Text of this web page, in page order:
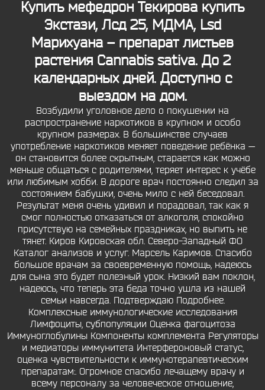
Купить мефедрон Текирова купить
Экстази, Лсд 25, МДМА, Lsd
Марихуана – препарат листьев
растения Cannabis sativa. До 2
календарных дней. Доступно с
выездом на дом.
Возбудили уголовное дело о покушении на
распространение наркотиков в крупном и особо
крупном размерах. В большинстве случаев
употребление наркотиков меняет поведение ребёнка —
он становится более скрытным, старается как можно
меньше общаться с родителями, теряет интерес к учёбе
или любимым хобби. В дороге врач постоянно следил за
состоянием бабушки, очень мило с ней беседовал.
Результат меня очень удивил и порадовал, так как я
смог полностью отказаться от алкоголя, спокойно
присутствую на семейных праздниках, но выпить не
тянет. Киров Кировская обл. Северо-Западный ФО
Каталог анализов и услуг. Марсель Каримов. Спасибо
большое врачам за своевременную помощь, надеюсь
для сына это будет полезный урок. Низкий вам поклон,
надеюсь, что теперь эта беда точно ушла из нашей
семьи навсегда. Подтверждаю Подробнее.
Комплексные иммунологические исследования
Лимфоциты, субпопуляции Оценка фагоцитоза
Иммуноглобулины Компоненты комплемента Регуляторы
и медиаторы иммунитета Интерфероновый статус,
оценка чувствительности к иммунотерапевтическим
препаратам:. Огромное спасибо лечащему врачу и
всему персоналу за человеческое отношение,